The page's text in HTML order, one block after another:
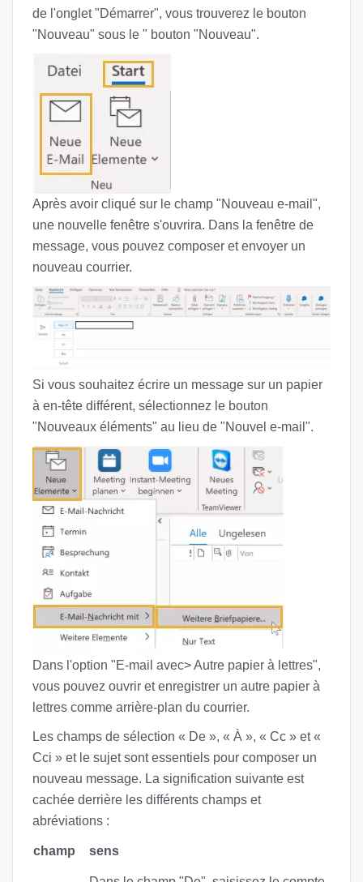
de l'onglet "Démarrer", vous trouverez le bouton
"Nouveau" sous le " bouton "Nouveau".
Après avoir cliqué sur le champ "Nouveau e-mail",
une nouvelle fenêtre s'ouvrira. Dans la fenêtre de
message, vous pouvez composer et envoyer un
nouveau courrier.
Si vous souhaitez écrire un message sur un papier
à en-tête différent, sélectionnez le bouton
"Nouveaux éléments" au lieu de "Nouvel e-mail".
Dans l'option "E-mail avec> Autre papier à lettres",
vous pouvez ouvrir et enregistrer un autre papier à
lettres comme arrière-plan du courrier.
Les champs de sélection « De », « À », « Cc » et «
Cci » et le sujet sont essentiels pour composer un
nouveau message. La signification suivante est
cachée derrière les différents champs et
abréviations :
champ sens